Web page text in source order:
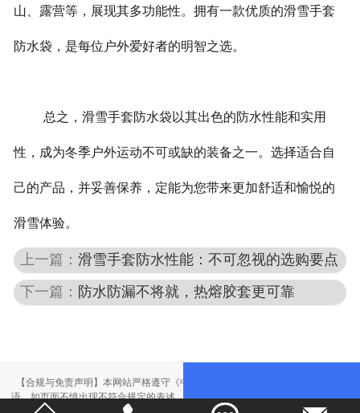
山、露营等，展现其多功能性。拥有一款优质的滑雪手套
防水袋，是每位户外爱好者的明智之选。
总之，滑雪手套防水袋以其出色的防水性能和实用
性，成为冬季户外运动不可或缺的装备之一。选择适合自
己的产品，并妥善保养，定能为您带来更加舒适和愉悦的
滑雪体验。
上一篇：滑雪手套防水性能：不可忽视的选购要点
下一篇： 防水防漏不将就，热熔胶套更可靠
【合规与免责声明】本网站严格遵守《中华人民共和国广告法》，尽力规范用
语。如页面不慎出现不符合规定的表述，敬请联系我们，将立即更正；相关内容